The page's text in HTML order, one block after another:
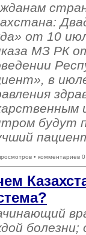
от 10
МЗ РК
в
будут
• комментариев 0